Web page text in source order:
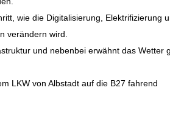
wie die Digitalisierung, Elektrifizierung
verändern wird.
und nebenbei erwähnt das Wetter
LKW von Albstadt auf die B27 fahrend